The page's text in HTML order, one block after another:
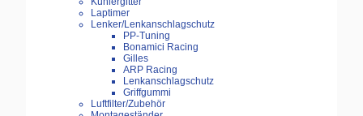
Laptimer
Lenker/Lenkanschlagschutz
PP-Tuning
Bonamici Racing
Gilles
ARP Racing
Lenkanschlagschutz
Griffgummi
Luftfilter/Zubehör